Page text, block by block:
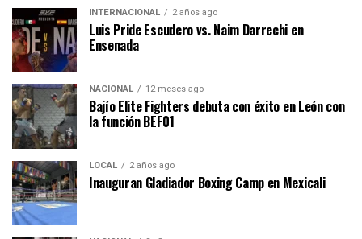
INTERNACIONAL 2 años ago
Luis Pride Escudero vs. Naim Darrechi en
Ensenada
NACIONAL 12 meses ago
Bajío Elite Fighters debuta con éxito en León con
la función BEF01
LOCAL 2 años ago
Inauguran Gladiador Boxing Camp en Mexicali